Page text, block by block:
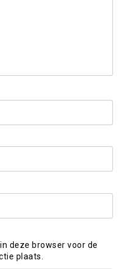
deze browser voor de
plaats.